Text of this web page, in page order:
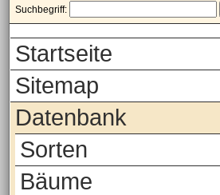
Suchbegriff:
Startseite
Sitemap
Datenbank
Sorten
Bäume